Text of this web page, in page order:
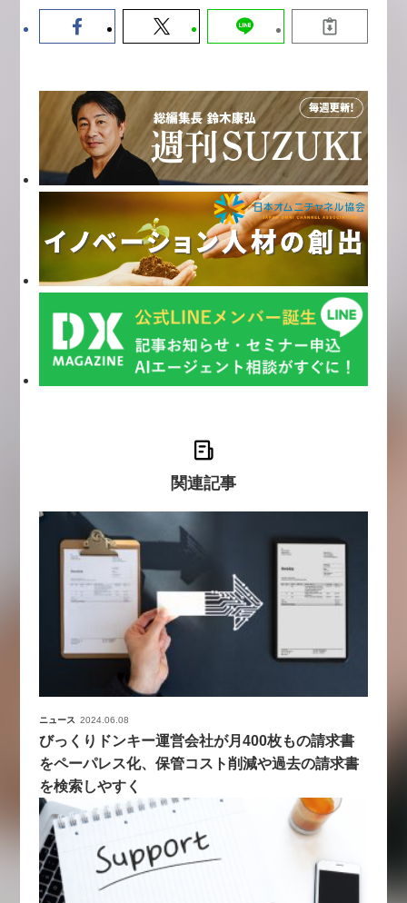
関連記事
ニュース 2024.06.08
びっくりドンキー運営会社が月400枚もの請求書
をペーパレス化、保管コスト削減や過去の請求書
を検索しやすく